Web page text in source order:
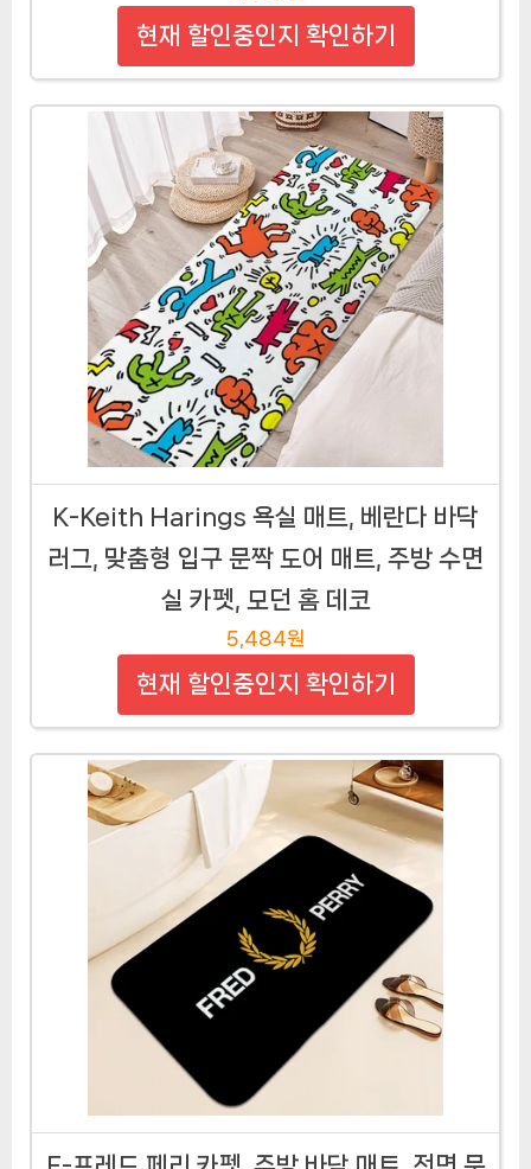
현재 할인중인지 확인하기
K-Keith Harings 욕실 매트, 베란다 바닥
러그, 맞춤형 입구 문짝 도어 매트, 주방 수면
실 카펫, 모던 홈 데코
5,484원
현재 할인중인지 확인하기